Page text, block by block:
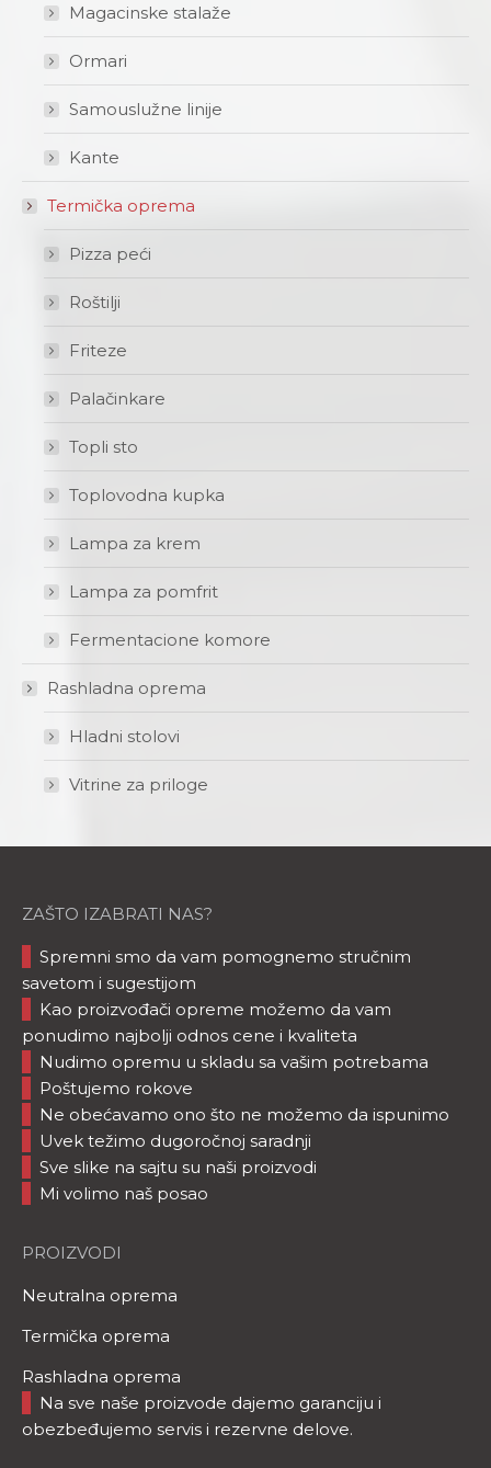
Magacinske stalaže
Ormari
Samouslužne linije
Kante
Termička oprema
Pizza peći
Roštilji
Friteze
Palačinkare
Topli sto
Toplovodna kupka
Lampa za krem
Lampa za pomfrit
Fermentacione komore
Rashladna oprema
Hladni stolovi
Vitrine za priloge
ZAŠTO IZABRATI NAS?
Spremni smo da vam pomognemo stručnim
savetom i sugestijom
Kao proizvođači opreme možemo da vam
ponudimo najbolji odnos cene i kvaliteta
Nudimo opremu u skladu sa vašim potrebama
Poštujemo rokove
Ne obećavamo ono što ne možemo da ispunimo
Uvek težimo dugoročnoj saradnji
Sve slike na sajtu su naši proizvodi
Mi volimo naš posao
PROIZVODI
Neutralna oprema
Termička oprema
Rashladna oprema
Na sve naše proizvode dajemo garanciju i
obezbeđujemo servis i rezervne delove.